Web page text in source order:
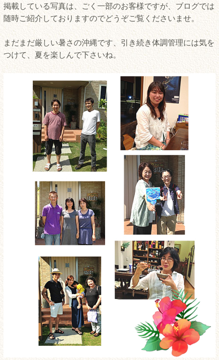
掲載している写真は、ごく一部のお客様ですが、ブログでは
随時ご紹介しておりますのでどうぞご覧くださいませ。
まだまだ厳しい暑さの沖縄です、引き続き体調管理には気を
つけて、夏を楽しんで下さいね。